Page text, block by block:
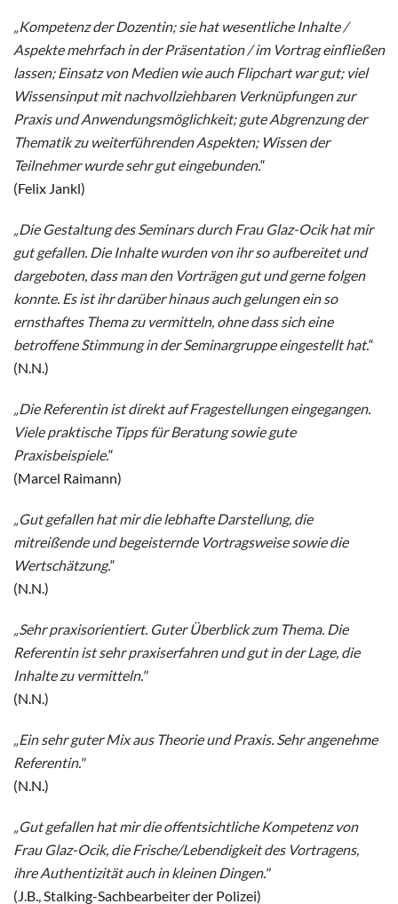
„Kompetenz der Dozentin; sie hat wesentliche Inhalte /
Aspekte mehrfach in der Präsentation / im Vortrag einfließen
lassen; Einsatz von Medien wie auch Flipchart war gut; viel
Wissensinput mit nachvollziehbaren Verknüpfungen zur
Praxis und Anwendungsmöglichkeit; gute Abgrenzung der
Thematik zu weiterführenden Aspekten; Wissen der
Teilnehmer wurde sehr gut eingebunden.“
(Felix Jankl)
„Die Gestaltung des Seminars durch Frau Glaz-Ocik hat mir
gut gefallen. Die Inhalte wurden von ihr so aufbereitet und
dargeboten, dass man den Vorträgen gut und gerne folgen
konnte. Es ist ihr darüber hinaus auch gelungen ein so
ernsthaftes Thema zu vermitteln, ohne dass sich eine
betroffene Stimmung in der Seminargruppe eingestellt hat.“
(N.N.)
„Die Referentin ist direkt auf Fragestellungen eingegangen.
Viele praktische Tipps für Beratung sowie gute
Praxisbeispiele.“
(Marcel Raimann)
„Gut gefallen hat mir die lebhafte Darstellung, die
mitreißende und begeisternde Vortragsweise sowie die
Wertschätzung.“
(N.N.)
„Sehr praxisorientiert. Guter Überblick zum Thema. Die
Referentin ist sehr praxiserfahren und gut in der Lage, die
Inhalte zu vermitteln."
(N.N.)
„Ein sehr guter Mix aus Theorie und Praxis. Sehr angenehme
Referentin."
(N.N.)
„Gut gefallen hat mir die offentsichtliche Kompetenz von
Frau Glaz-Ocik, die Frische/Lebendigkeit des Vortragens,
ihre Authentizität auch in kleinen Dingen."
(J.B., Stalking-Sachbearbeiter der Polizei)